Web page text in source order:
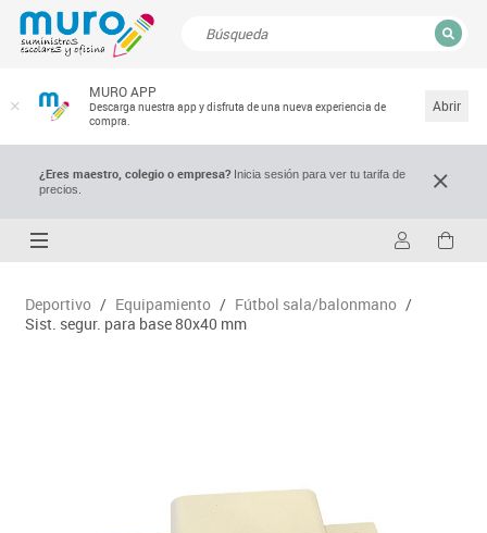
MURO APP
Descarga nuestra app y disfruta de una nueva experiencia de
compra.
Abrir
¿Eres maestro, colegio o empresa?Inicia sesión para ver tu tarifa de
precios.
Deportivo / Equipamiento / Fútbol sala/balonmano /
Sist. segur. para base 80x40 mm